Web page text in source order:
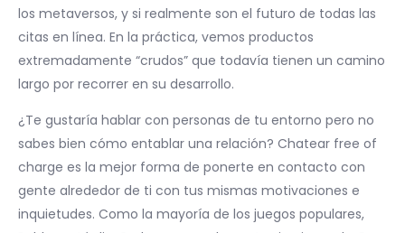
los metaversos, y si realmente son el futuro de todas las
citas en línea. En la práctica, vemos productos
extremadamente “crudos” que todavía tienen un camino
largo por recorrer en su desarrollo.
¿Te gustaría hablar con personas de tu entorno pero no
sabes bien cómo entablar una relación? Chatear free of
charge es la mejor forma de ponerte en contacto con
gente alrededor de ti con tus mismas motivaciones e
inquietudes. Como la mayoría de los juegos populares,